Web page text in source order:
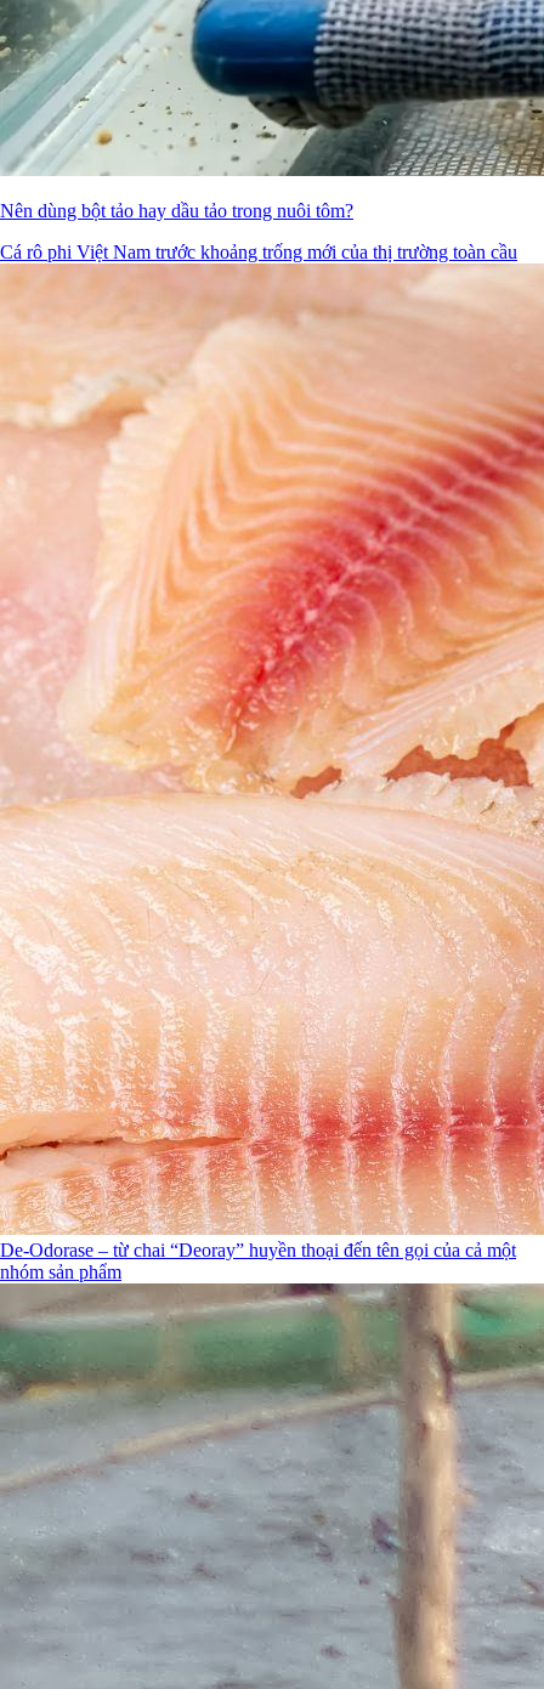
Nên dùng bột tảo hay dầu tảo trong nuôi tôm?
Cá rô phi Việt Nam trước khoảng trống mới của thị trường toàn cầu
De-Odorase – từ chai “Deoray” huyền thoại đến tên gọi của cả một
nhóm sản phẩm